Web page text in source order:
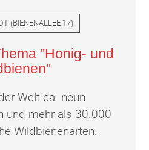
(BIENENALLEE 17)
"Honig- und
Welt ca. neun
und mehr als 30.000
Wildbienenarten.